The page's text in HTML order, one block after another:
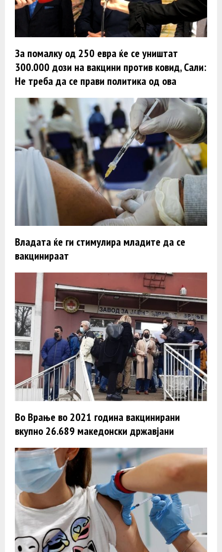
За помалку од 250 евра ќе се уништат
300.000 дози на вакцини против ковид, Сали:
Не треба да се прави политика од ова
Владата ќе ги стимулира младите да се
вакцинираат
Во Врање во 2021 година вакцинирани
вкупно 26.689 македонски државјани